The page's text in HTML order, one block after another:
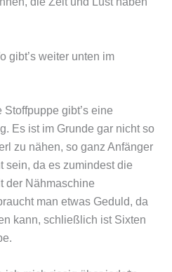
gibt’s weiter unten im
gibt’s eine
Es ist im Grunde gar nicht so
zu nähen, so ganz Anfänger
sein, da es zumindest die
der Nähmaschine
man etwas Geduld, da
kann, schließlich ist Sixten